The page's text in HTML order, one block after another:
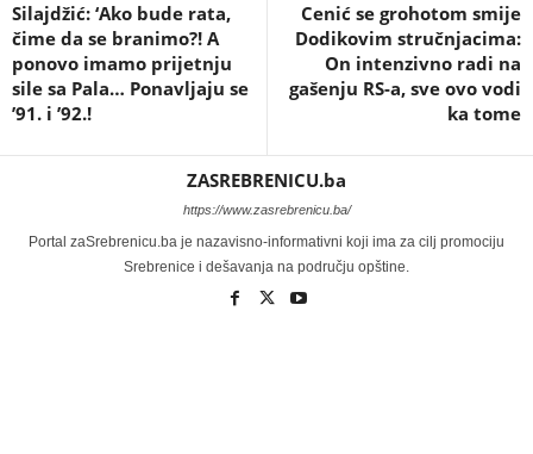
Silajdžić: ‘Ako bude rata,
čime da se branimo?! A
ponovo imamo prijetnju
sile sa Pala… Ponavljaju se
’91. i ’92.!
Cenić se grohotom smije
Dodikovim stručnjacima:
On intenzivno radi na
gašenju RS-a, sve ovo vodi
ka tome
ZASREBRENICU.ba
https://www.zasrebrenicu.ba/
Portal zaSrebrenicu.ba je nazavisno-informativni koji ima za cilj promociju
Srebrenice i dešavanja na području opštine.